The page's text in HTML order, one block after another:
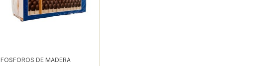
FOSFOROS DE MADERA